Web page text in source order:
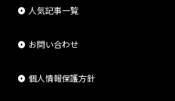
人気記事一覧
お問い合わせ
個人情報保護方針